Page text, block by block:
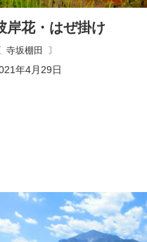
年4月29日
寺坂棚田
岸花・はぜ掛け